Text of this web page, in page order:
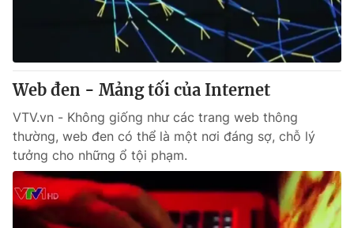
Web đen - Mảng tối của Internet
VTV.vn - Không giống như các trang web thông
thường, web đen có thể là một nơi đáng sợ, chỗ lý
tưởng cho những ổ tội phạm.